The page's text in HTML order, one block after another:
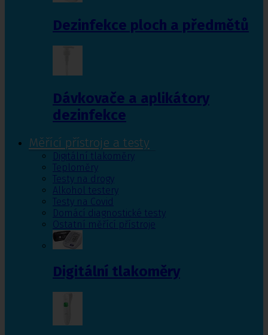
Dezinfekce ploch a předmětů
Dávkovače a aplikátory
dezinfekce
Měřící přístroje a testy
Digitální tlakoměry
Teploměry
Testy na drogy
Alkohol testery
Testy na Covid
Domácí diagnostické testy
Ostatní měřící přístroje
Digitální tlakoměry